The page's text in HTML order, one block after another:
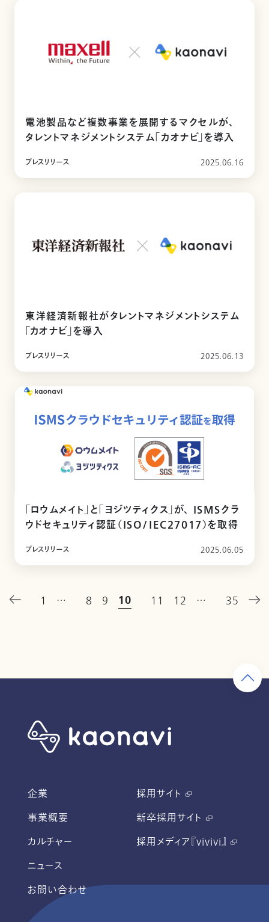
電池製品など複数事業を展開するマクセルが、
タレントマネジメントシステム「カオナビ」を導入
プレスリリース 2025.06.16
東洋経済新報社がタレントマネジメントシステム
「カオナビ」を導入
プレスリリース 2025.06.13
「ロウムメイト」と「ヨジツティクス」が、 ISMSクラ
ウドセキュリティ認証（ISO/IEC27017）を取得
プレスリリース 2025.06.05
1 … 8 9 10 11 12 … 35
企業
事業概要
カルチャー
ニュース
お問い合わせ
採用サイト
新卒採用サイト
採用メディア『vivivi』